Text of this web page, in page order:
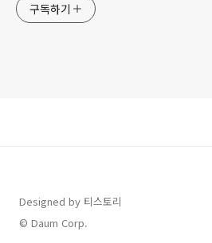
구독하기
Designed by 티스토리
© Daum Corp.